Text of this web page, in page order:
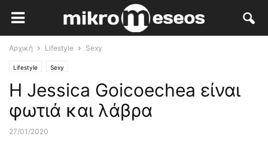
Αρχική Lifestyle Sexy
Lifestyle Sexy
Η Jessica Goicoechea είναι
φωτιά και λάβρα
27/01/2020